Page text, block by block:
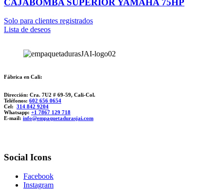
Solo para clientes registrados
Lista de deseos
Fábrica en Cali:
Dirección: Cra. 7U2 # 69-59, Cali-Col.
Teléfonos: 602 656 0654
Cel: 314 842 9204
Whatsapp: +1 7867 129 718
E-mail: info@empaquetadurasjai.com
Social Icons
Facebook
Instagram